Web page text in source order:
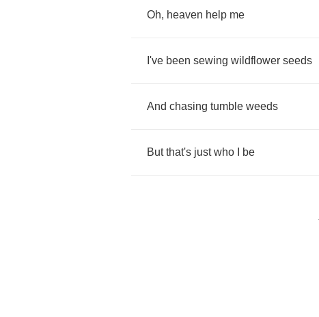
Oh, heaven help me
I've been sewing wildflower seeds
And chasing tumble weeds
But that's just who be